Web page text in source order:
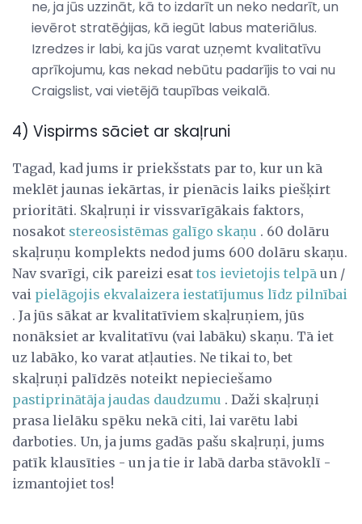
ne, ja jūs uzzināt, kā to izdarīt un neko nedarīt, un
ievērot stratēģijas, kā iegūt labus materiālus.
Izredzes ir labi, ka jūs varat uzņemt kvalitatīvu
aprīkojumu, kas nekad nebūtu padarījis to vai nu
Craigslist, vai vietējā taupības veikalā.
4) Vispirms sāciet ar skaļruni
Tagad, kad jums ir priekšstats par to, kur un kā
meklēt jaunas iekārtas, ir pienācis laiks piešķirt
prioritāti. Skaļruņi ir vissvarīgākais faktors,
nosakot stereosistēmas galīgo skaņu . 60 dolāru
skaļruņu komplekts nedod jums 600 dolāru skaņu.
Nav svarīgi, cik pareizi esat tos ievietojis telpā un /
vai pielāgojis ekvalaizera iestatījumus līdz pilnībai
. Ja jūs sākat ar kvalitatīviem skaļruņiem, jūs
nonāksiet ar kvalitatīvu (vai labāku) skaņu. Tā iet
uz labāko, ko varat atļauties. Ne tikai to, bet
skaļruņi palīdzēs noteikt nepieciešamo
pastiprinātāja jaudas daudzumu . Daži skaļruņi
prasa lielāku spēku nekā citi, lai varētu labi
darboties. Un, ja jums gadās pašu skaļruņi, jums
patīk klausīties - un ja tie ir labā darba stāvoklī -
izmantojiet tos!